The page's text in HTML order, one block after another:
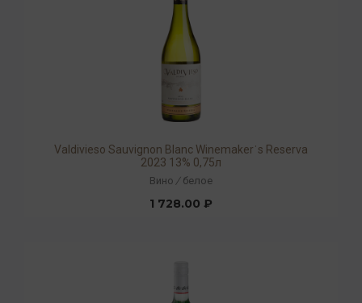
Valdivieso Sauvignon Blanc Winemakerˈs Reserva
2023 13% 0,75л
Вино / белое
1 728.00 ₽